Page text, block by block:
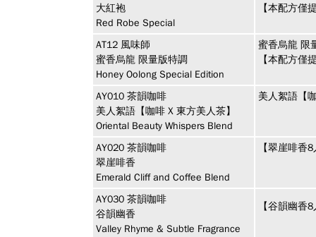
大紅袍
Red Robe Special
【本配方僅
AT12 風味師
蜜香烏龍 限量版特調
Honey Oolong Special Edition
蜜香烏龍 限
【本配方僅
AY010 茶韻咖啡
美人絮語【咖啡 X 東方美人茶】
Oriental Beauty Whispers Blend
美人絮語【
AY020 茶韻咖啡
翠崖啡香
Emerald Cliff and Coffee Blend
【翠崖啡香
AY030 茶韻咖啡
谷韻幽香
Valley Rhyme & Subtle Fragrance
【谷韻幽香